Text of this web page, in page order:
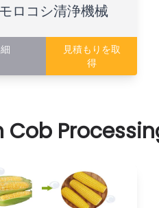
ロコシ清浄機械
見積もりを取
得
Cob